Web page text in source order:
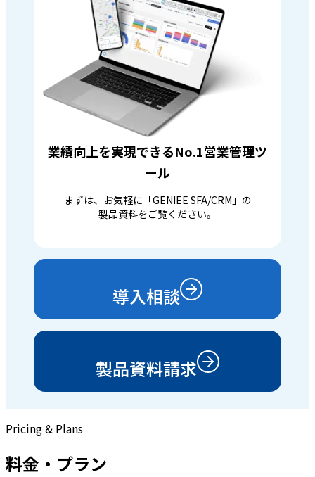
業績向上を実現できるNo.1営業管理ツ
ール
まずは、お気軽に「GENIEE SFA/CRM」の
製品資料をご覧ください。
導入相談
製品資料請求
Pricing & Plans
料金・プラン